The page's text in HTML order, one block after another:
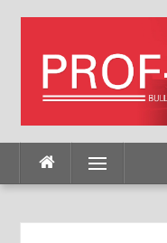
Menu